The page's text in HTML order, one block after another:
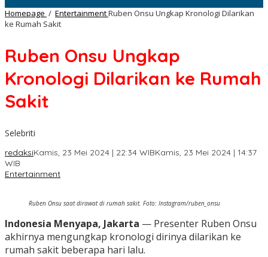
Homepage / EntertainmentRuben Onsu Ungkap Kronologi Dilarikan
ke Rumah Sakit
Ruben Onsu Ungkap
Kronologi Dilarikan ke Rumah
Sakit
Selebriti
redaksiKamis, 23 Mei 2024 | 22:34 WIBKamis, 23 Mei 2024 | 14:37
WIB
Entertainment
Ruben Onsu saat dirawat di rumah sakit. Foto: Instagram/ruben_onsu
Indonesia Menyapa, Jakarta — Presenter Ruben Onsu
akhirnya mengungkap kronologi dirinya dilarikan ke
rumah sakit beberapa hari lalu.